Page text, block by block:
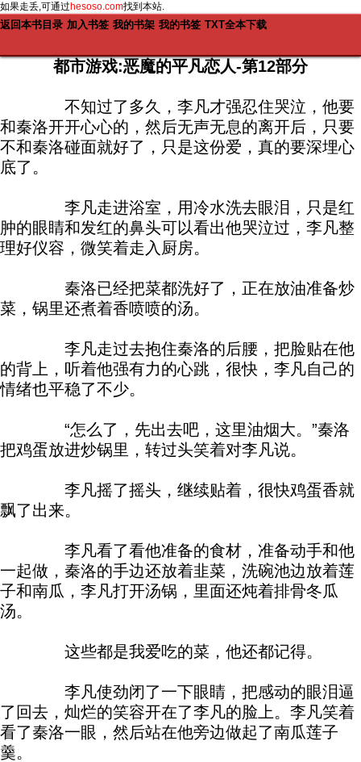
如果走丢,可通过hesoso.com找到本站.
返回本书目录 加入书签 我的书架 我的书签 TXT全本下载
都市游戏:恶魔的平凡恋人-第12部分
不知过了多久，李凡才强忍住哭泣，他要
和秦洛开开心心的，然后无声无息的离开后，只要
不和秦洛碰面就好了，只是这份爱，真的要深埋心
底了。
李凡走进浴室，用冷水洗去眼泪，只是红
肿的眼睛和发红的鼻头可以看出他哭泣过，李凡整
理好仪容，微笑着走入厨房。
秦洛已经把菜都洗好了，正在放油准备炒
菜，锅里还煮着香喷喷的汤。
李凡走过去抱住秦洛的后腰，把脸贴在他
的背上，听着他强有力的心跳，很快，李凡自己的
情绪也平稳了不少。
“怎么了，先出去吧，这里油烟大。”秦洛
把鸡蛋放进炒锅里，转过头笑着对李凡说。
李凡摇了摇头，继续贴着，很快鸡蛋香就
飘了出来。
李凡看了看他准备的食材，准备动手和他
一起做，秦洛的手边还放着韭菜，洗碗池边放着莲
子和南瓜，李凡打开汤锅，里面还炖着排骨冬瓜
汤。
这些都是我爱吃的菜，他还都记得。
李凡使劲闭了一下眼睛，把感动的眼泪逼
了回去，灿烂的笑容开在了李凡的脸上。李凡笑着
看了秦洛一眼，然后站在他旁边做起了南瓜莲子
羹。